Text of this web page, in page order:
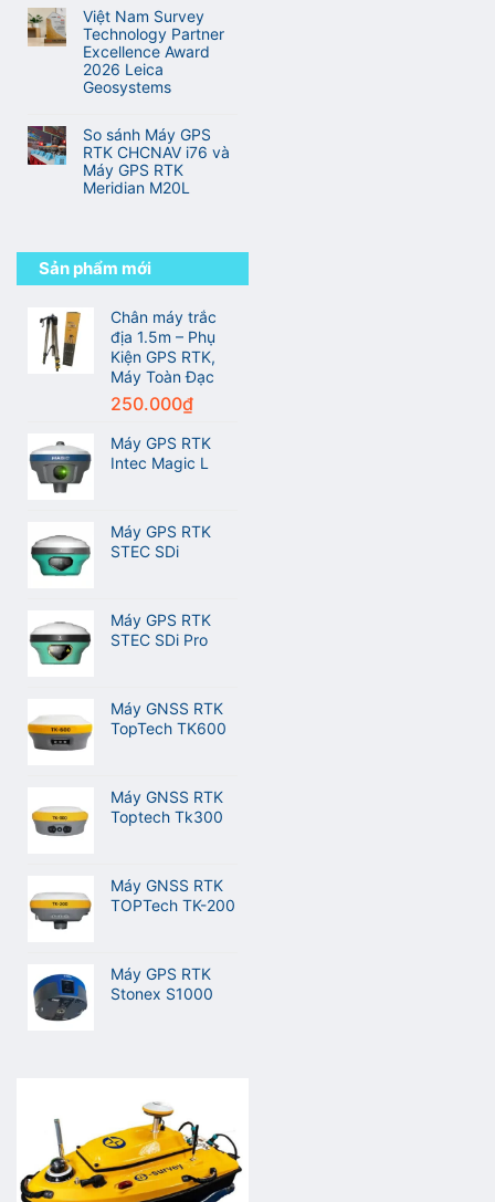
giới
RTK
truyền
thống
từ
sinh
viên
đến
kỹ
địa
chuyên
nghiệp
có
bình
luận
ở
Danh
sách
hãng
máy
GPS
RTK
giới
trong
ngành
Việt Nam Survey
Technology Partner
Excellence Award
2026 Leica
Geosystems
có
bình
luận
ở
Việt
Technology
Partner
Excellence
2026
Leica
Geosystems
So sánh Máy GPS
RTK CHCNAV i76 và
Máy GPS RTK
Meridian M20L
luận
ở
sánh
Máy
CHCNAV
GPS
RTK
Sản phẩm mới
Chân máy trắc
địa 1.5m – Phụ
Kiện GPS RTK,
Máy Toàn Đạc
250.000₫
Máy GPS RTK
Intec Magic L
Máy GPS RTK
STEC SDi
Máy GPS RTK
STEC SDi Pro
Máy GNSS RTK
TopTech TK600
Máy GNSS RTK
Toptech Tk300
Máy GNSS RTK
TOPTech TK-200
Máy GPS RTK
Stonex S1000